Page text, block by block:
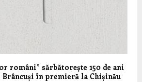
români” sărbătorește 150 de ani
Brâncuși în premieră la Chișinău